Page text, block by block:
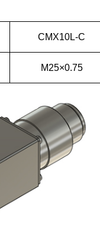
CMX10L-C
M25×0.75